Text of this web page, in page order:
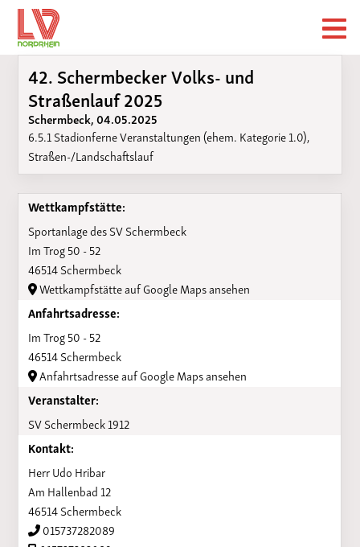
42. Schermbecker Volks- und
Straßenlauf 2025
Schermbeck, 04.05.2025
6.5.1 Stadionferne Veranstaltungen (ehem. Kategorie 1.0),
Straßen-/Landschaftslauf
Wettkampfstätte:
Sportanlage des SV Schermbeck
Im Trog 50 - 52
46514 Schermbeck
Wettkampfstätte auf Google Maps ansehen
Anfahrtsadresse:
Im Trog 50 - 52
46514 Schermbeck
Anfahrtsadresse auf Google Maps ansehen
Veranstalter:
SV Schermbeck 1912
Kontakt:
Herr Udo Hribar
Am Hallenbad 12
46514 Schermbeck
015737282089